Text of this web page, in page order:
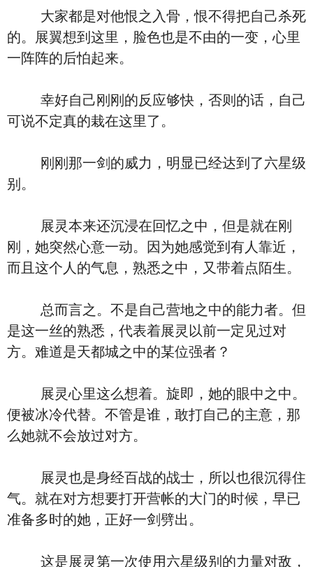
大家都是对他恨之入骨，恨不得把自己杀死
的。展翼想到这里，脸色也是不由的一变，心里
一阵阵的后怕起来。
幸好自己刚刚的反应够快，否则的话，自己
可说不定真的栽在这里了。
刚刚那一剑的威力，明显已经达到了六星级
别。
展灵本来还沉浸在回忆之中，但是就在刚
刚，她突然心意一动。因为她感觉到有人靠近，
而且这个人的气息，熟悉之中，又带着点陌生。
总而言之。不是自己营地之中的能力者。但
是这一丝的熟悉，代表着展灵以前一定见过对
方。难道是天都城之中的某位强者？
展灵心里这么想着。旋即，她的眼中之中。
便被冰冷代替。不管是谁，敢打自己的主意，那
么她就不会放过对方。
展灵也是身经百战的战士，所以也很沉得住
气。就在对方想要打开营帐的大门的时候，早已
准备多时的她，正好一剑劈出。
这是展灵第一次使用六星级别的力量对敌，